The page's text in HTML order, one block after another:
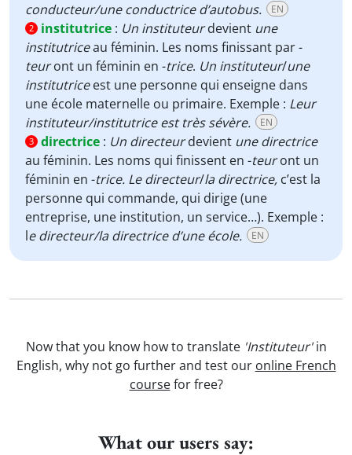
conducteur/une conductrice d’autobus.
EN
2 institutrice : Un instituteurdevient une
institutriceau féminin. Les noms finissant par -
teuront un féminin en -trice. Un instituteur/une
institutriceest une personne qui enseigne dans
une école maternelle ou primaire. Exemple : Leur
instituteur/institutrice est très sévère.
EN
3 directrice : Un directeurdevient une directrice
au féminin. Les noms qui finissent en -teuront un
féminin en -trice. Le directeur/la directrice, c’est la
personne qui commande, qui dirige (une
entreprise, une institution, un service…). Exemple :
le directeur/la directrice d’une école. EN
Now that you know how to translate 'Instituteur'in
English, why not go further and test our online French
coursefor free?
What our users say: